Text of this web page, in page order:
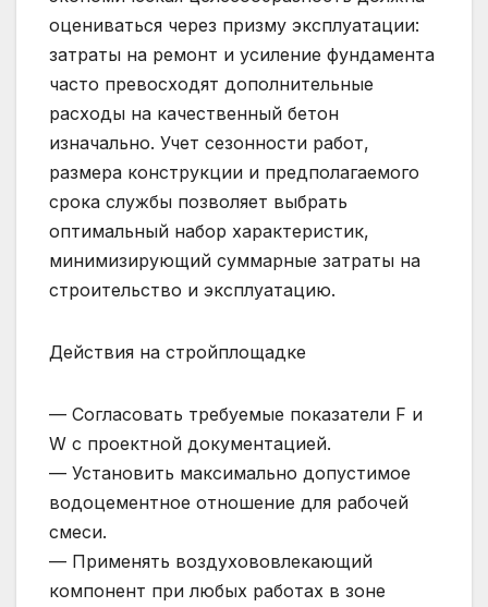
оцениваться через призму эксплуатации:
затраты на ремонт и усиление фундамента
часто превосходят дополнительные
расходы на качественный бетон
изначально. Учет сезонности работ,
размера конструкции и предполагаемого
срока службы позволяет выбрать
оптимальный набор характеристик,
минимизирующий суммарные затраты на
строительство и эксплуатацию.
Действия на стройплощадке
— Согласовать требуемые показатели F и
W с проектной документацией.
— Установить максимально допустимое
водоцементное отношение для рабочей
смеси.
— Применять воздухововлекающий
компонент при любых работах в зоне